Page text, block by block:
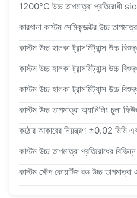
কাস্টম স্টেপ কোয়ার্টজ রড উচ্চ তাপমাত্রা